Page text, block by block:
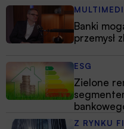
Banki
przemysł
ESG
Zielone
Z RYNKU